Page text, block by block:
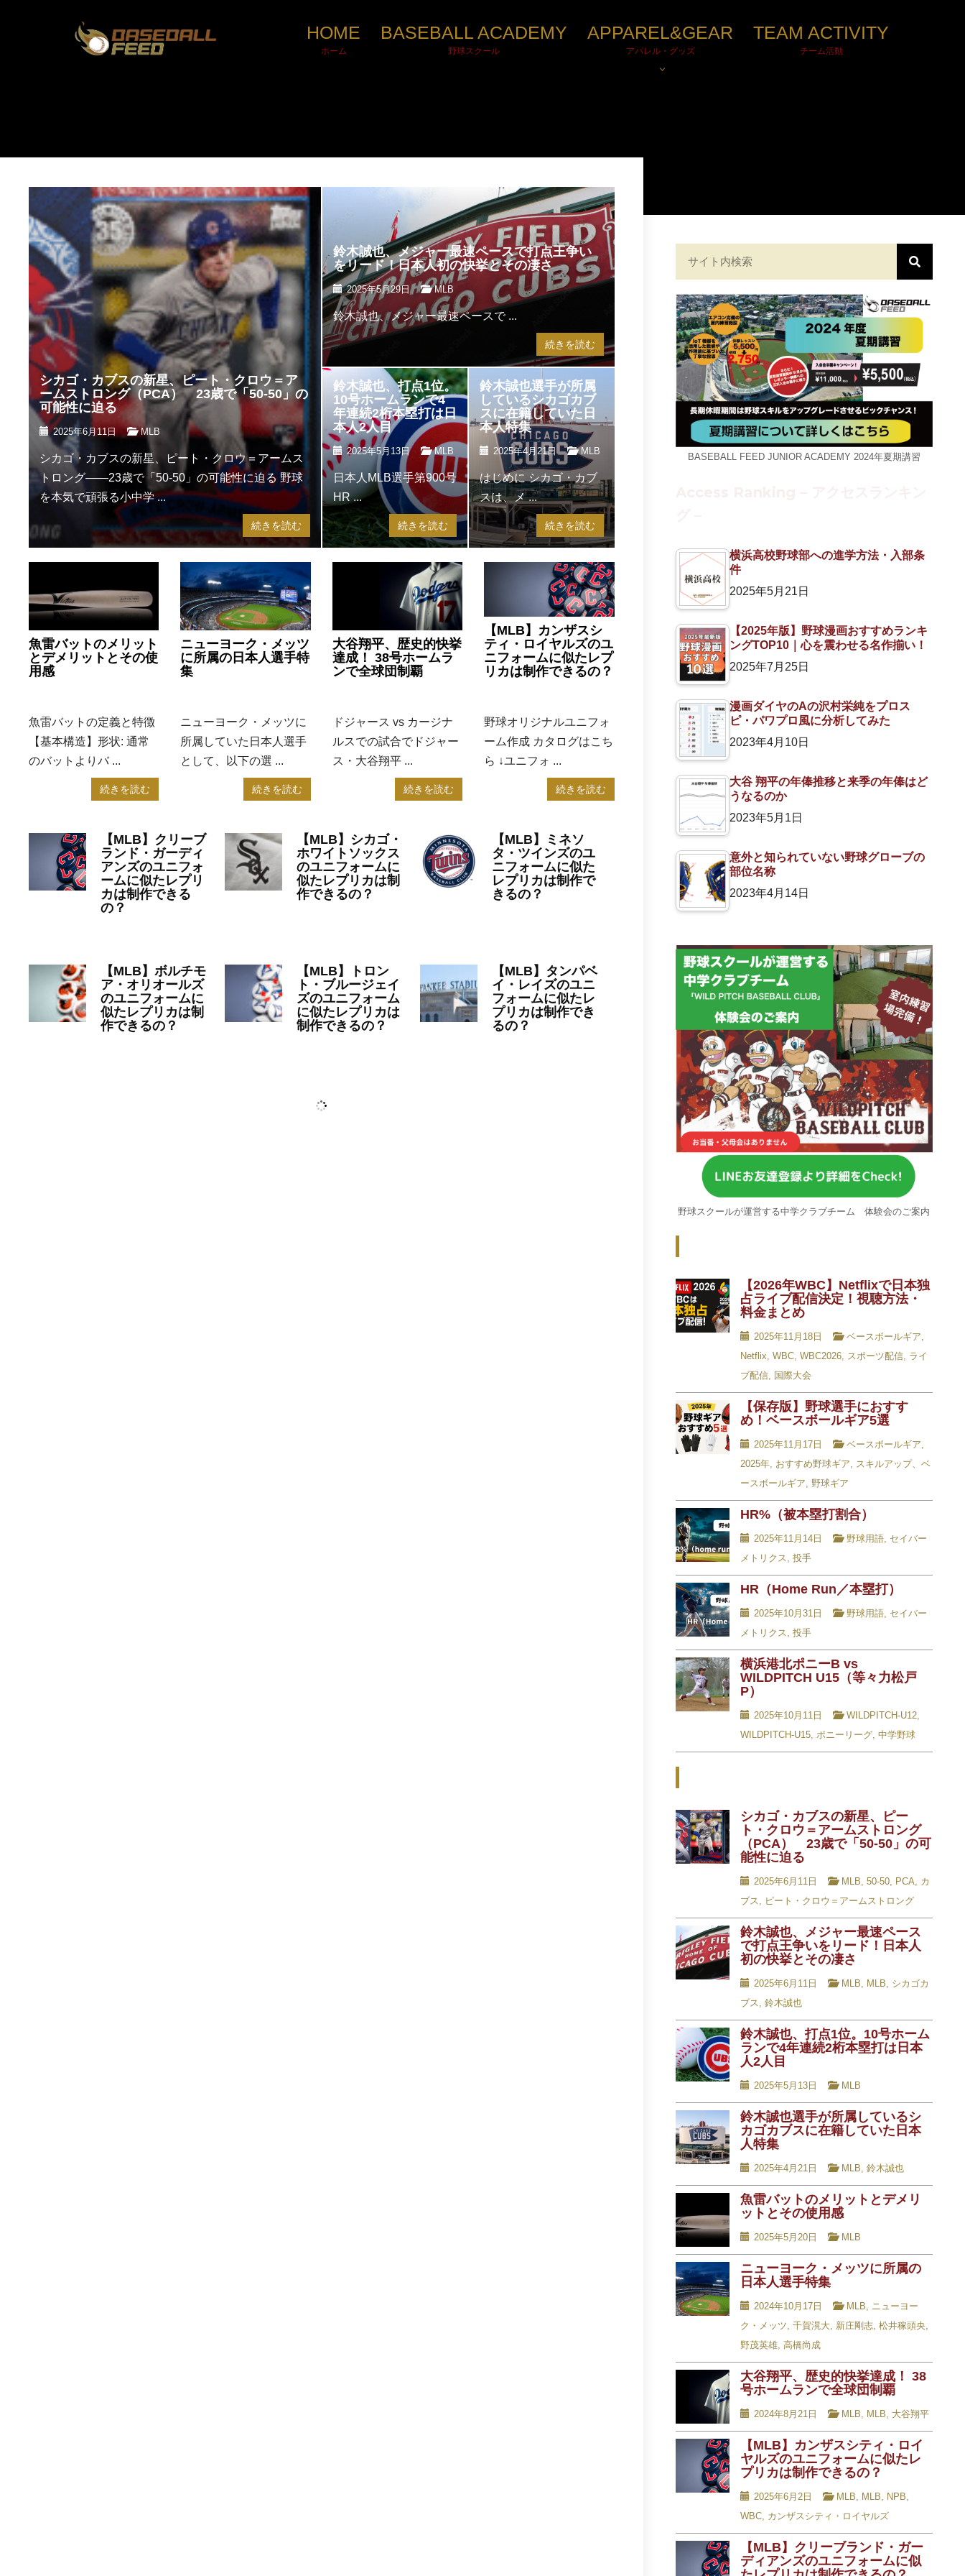
ス
HOME
ホーム
BASEBALL ACADEMY
野球スクール
APPAREL&GEAR
アパレル・グッズ
TEAM ACTIVITY
チーム活動
シカゴ・カブスの新星、ピート・クロウ＝ア
ームストロング（PCA） 23歳で「50-50」の
可能性に迫る
2025年6月11日 MLB
シカゴ・カブスの新星、ピート・クロウ＝アームス
トロング――23歳で「50-50」の可能性に迫る 野球
を本気で頑張る小中学 ...
続きを読む
鈴木誠也、メジャー最速ペースで打点王争い
をリード！日本人初の快挙とその凄さ
2025年5月29日 MLB
鈴木誠也、メジャー最速ペースで ...
続きを読む
鈴木誠也、打点1位。
10号ホームランで4
年連続2桁本塁打は日
本人2人目
2025年5月13日 MLB
日本人MLB選手第900号
HR ...
続きを読む
鈴木誠也選手が所属
しているシカゴカブ
スに在籍していた日
本人特集
2025年4月21日 MLB
はじめに シカゴ・カブ
スは、メ ...
続きを読む
魚雷バットのメリット
とデメリットとその使
用感
魚雷バットの定義と特徴
【基本構造】形状: 通常
のバットよりバ ...
続きを読む
ニューヨーク・メッツ
に所属の日本人選手特
集
ニューヨーク・メッツに
所属していた日本人選手
として、以下の選 ...
続きを読む
大谷翔平、歴史的快挙
達成！ 38号ホームラ
ンで全球団制覇
ドジャース vs カージナ
ルスでの試合でドジャー
ス・大谷翔平 ...
続きを読む
【MLB】カンザスシ
ティ・ロイヤルズのユ
ニフォームに似たレプ
リカは制作できるの？
野球オリジナルユニフォ
ーム作成 カタログはこち
ら ↓ユニフォ ...
続きを読む
【MLB】クリーブ
ランド・ガーディ
アンズのユニフォ
ームに似たレプリ
カは制作できる
の？
【MLB】シカゴ・
ホワイトソックス
のユニフォームに
似たレプリカは制
作できるの？
【MLB】ミネソ
タ・ツインズのユ
ニフォームに似た
レプリカは制作で
きるの？
【MLB】ボルチモ
ア・オリオールズ
のユニフォームに
似たレプリカは制
作できるの？
【MLB】トロン
ト・ブルージェイ
ズのユニフォーム
に似たレプリカは
制作できるの？
【MLB】タンパベ
イ・レイズのユニ
フォームに似たレ
プリカは制作でき
るの？
BASEBALL FEED JUNIOR ACADEMY 2024年夏期講習
横浜高校野球部への進学方法・入部条
件
2025年5月21日
【2025年版】野球漫画おすすめランキ
ングTOP10｜心を震わせる名作揃い！
2025年7月25日
漫画ダイヤのAの沢村栄純をプロス
ピ・パワプロ風に分析してみた
2023年4月10日
大谷 翔平の年俸推移と来季の年俸はど
うなるのか
2023年5月1日
意外と知られていない野球グローブの
部位名称
2023年4月14日
野球スクールが運営する中学クラブチーム 体験会のご案内
【2026年WBC】Netflixで日本独
占ライブ配信決定！視聴方法・
料金まとめ
2025年11月18日 ベースボールギア,
Netflix, WBC, WBC2026, スポーツ配信, ライ
ブ配信, 国際大会
【保存版】野球選手におすす
め！ベースボールギア5選
2025年11月17日 ベースボールギア,
2025年, おすすめ野球ギア, スキルアップ、ベ
ースボールギア, 野球ギア
HR%（被本塁打割合）
2025年11月14日 野球用語, セイバー
メトリクス, 投手
HR（Home Run／本塁打）
2025年10月31日 野球用語, セイバー
メトリクス, 投手
横浜港北ポニーB vs
WILDPITCH U15（等々力松戸
P）
2025年10月11日 WILDPITCH-U12,
WILDPITCH-U15, ポニーリーグ, 中学野球
シカゴ・カブスの新星、ピー
ト・クロウ＝アームストロング
（PCA） 23歳で「50-50」の可
能性に迫る
2025年6月11日 MLB, 50-50, PCA, カ
ブス, ピート・クロウ＝アームストロング
鈴木誠也、メジャー最速ペース
で打点王争いをリード！日本人
初の快挙とその凄さ
2025年6月11日 MLB, MLB, シカゴカ
ブス, 鈴木誠也
鈴木誠也、打点1位。10号ホーム
ランで4年連続2桁本塁打は日本
人2人目
2025年5月13日 MLB
鈴木誠也選手が所属しているシ
カゴカブスに在籍していた日本
人特集
2025年4月21日 MLB, 鈴木誠也
魚雷バットのメリットとデメリ
ットとその使用感
2025年5月20日 MLB
ニューヨーク・メッツに所属の
日本人選手特集
2024年10月17日 MLB, ニューヨー
ク・メッツ, 千賀滉大, 新庄剛志, 松井稼頭央,
野茂英雄, 高橋尚成
大谷翔平、歴史的快挙達成！ 38
号ホームランで全球団制覇
2024年8月21日 MLB, MLB, 大谷翔平
【MLB】カンザスシティ・ロイ
ヤルズのユニフォームに似たレ
プリカは制作できるの？
2025年6月2日 MLB, MLB, NPB,
WBC, カンザスシティ・ロイヤルズ
【MLB】クリーブランド・ガー
ディアンズのユニフォームに似